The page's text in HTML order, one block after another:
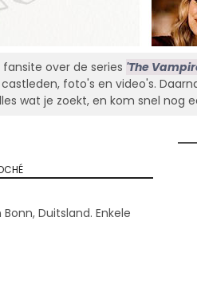
over de series 'The
castleden, foto's en video's.
wat je zoekt, en kom snel nog
Duitsland. Enkele